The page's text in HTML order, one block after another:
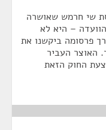
שי חרמש שאושרה
– היא לא
פרסומה ביקשנו את
האוצר העביר
החוק הזאת